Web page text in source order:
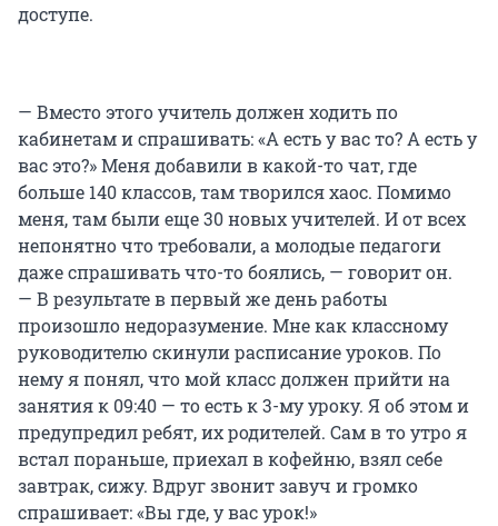
доступе.
— Вместо этого учитель должен ходить по
кабинетам и спрашивать: «А есть у вас то? А есть у
вас это?» Меня добавили в какой-то чат, где
больше 140 классов, там творился хаос. Помимо
меня, там были еще 30 новых учителей. И от всех
непонятно что требовали, а молодые педагоги
даже спрашивать что-то боялись, — говорит он.
— В результате в первый же день работы
произошло недоразумение. Мне как классному
руководителю скинули расписание уроков. По
нему я понял, что мой класс должен прийти на
занятия к 09:40 — то есть к 3-му уроку. Я об этом и
предупредил ребят, их родителей. Сам в то утро я
встал пораньше, приехал в кофейню, взял себе
завтрак, сижу. Вдруг звонит завуч и громко
спрашивает: «Вы где, у вас урок!»